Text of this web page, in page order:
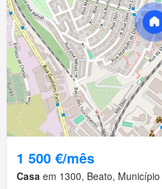
1 500 €/mês
Casa em 1300, Beato,